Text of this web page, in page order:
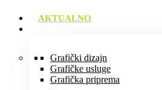
AKTUALNO
Grafički dizajn
Grafičke usluge
Grafička priprema